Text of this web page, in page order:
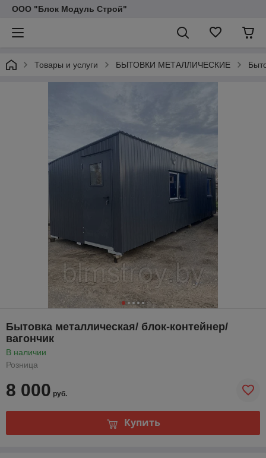
ООО "Блок Модуль Строй"
Товары и услуги БЫТОВКИ МЕТАЛЛИЧЕСКИЕ
Бытовка металлическая/ блок-контейнер/
вагончик
В наличии
Розница
8 000 руб.
Купить